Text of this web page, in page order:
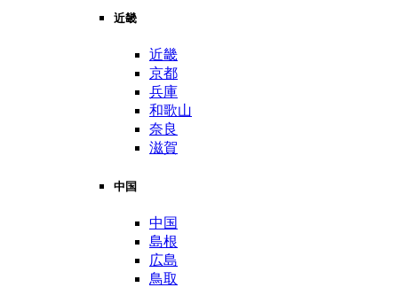
近畿
近畿
京都
兵庫
和歌山
奈良
滋賀
中国
中国
島根
広島
鳥取